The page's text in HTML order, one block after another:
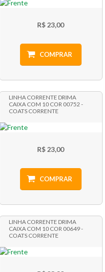
R$ 23,00
COMPRAR
LINHA CORRENTE DRIMA
CAIXA COM 10 COR 00752 -
COATS CORRENTE
R$ 23,00
COMPRAR
LINHA CORRENTE DRIMA
CAIXA COM 10 COR 00649 -
COATS CORRENTE